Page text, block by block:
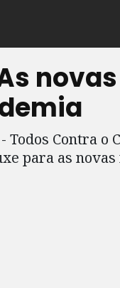
Todos Contra
para as